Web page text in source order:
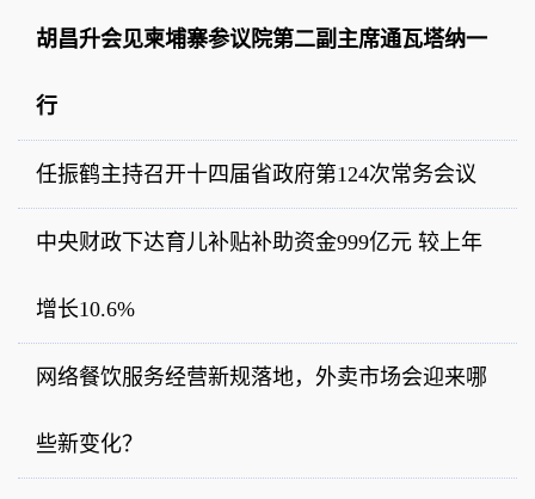
胡昌升会见柬埔寨参议院第二副主席通瓦塔纳一
行
任振鹤主持召开十四届省政府第124次常务会议
中央财政下达育儿补贴补助资金999亿元 较上年
增长10.6%
网络餐饮服务经营新规落地，外卖市场会迎来哪
些新变化？